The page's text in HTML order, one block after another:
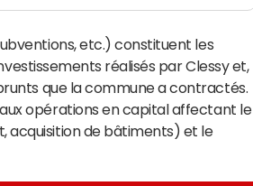
etc.) constituent les
réalisés par Clessy et,
que la commune a contractés.
opérations en capital affectant le
acquisition de bâtiments) et le